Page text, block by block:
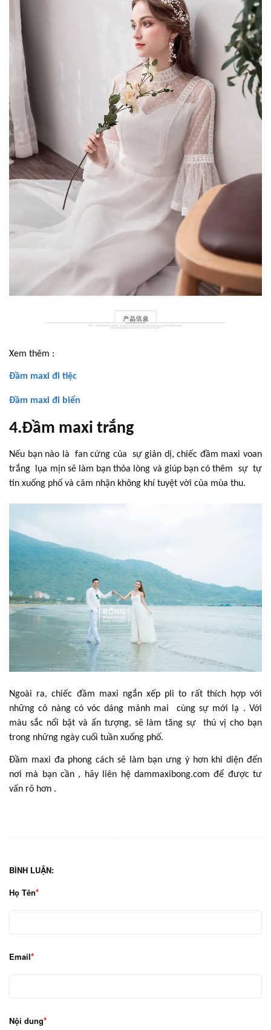
Xem thêm :
Đầm maxi đi tiệc
Đầm maxi đi biển
4.Đầm maxi trắng
Nếu bạn nào là fan cứng của sự giản dị, chiếc đầm maxi voan
trắng lụa mịn sẽ làm bạn thỏa lòng và giúp bạn có thêm sự tự
tin xuống phố và cảm nhận không khí tuyệt vời của mùa thu.
Ngoài ra, chiếc đầm maxi ngắn xếp pli to rất thích hợp với
những cô nàng có vóc dáng mảnh mai cùng sự mới lạ . Với
màu sắc nổi bật và ấn tượng, sẽ làm tăng sự thú vị cho bạn
trong những ngày cuối tuần xuống phố.
Đầm maxi đa phong cách sẽ làm bạn ưng ý hơn khi diện đến
nơi mà bạn cần , hãy liên hệ dammaxibong.com để được tư
vấn rõ hơn .
BÌNH LUẬN:
Họ Tên
Email
Nội dung